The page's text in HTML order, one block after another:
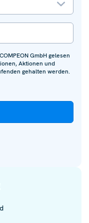
GmbH gelesen
Aktionen und
gehalten werden.